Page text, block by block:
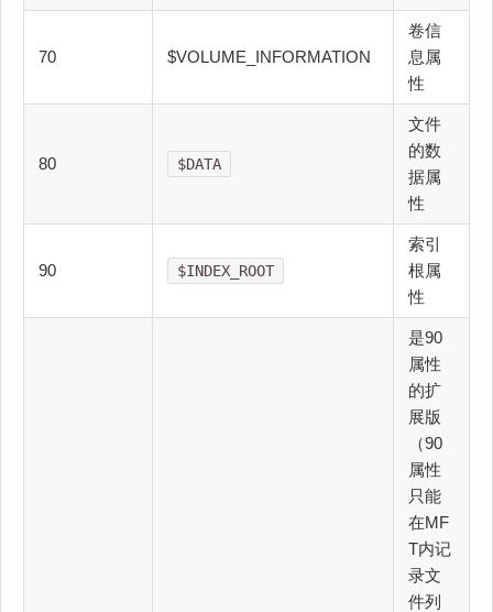
70 $VOLUME_INFORMATION
卷信
息属
性
80 $DATA
文件
的数
据属
性
90 $INDEX_ROOT
索引
根属
性
是90
属性
的扩
展版
（90
属性
只能
在MF
T内记
录文
件列